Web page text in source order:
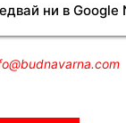
ни в Google